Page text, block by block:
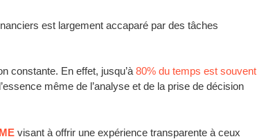
est largement accaparé par des tâches
constante. En effet, jusqu’à 80% du temps est souvent
même de l’analyse et de la prise de décision
visant à offrir une expérience transparente à ceux